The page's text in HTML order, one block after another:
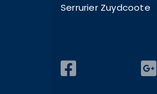
Serrurier Zuydcoote